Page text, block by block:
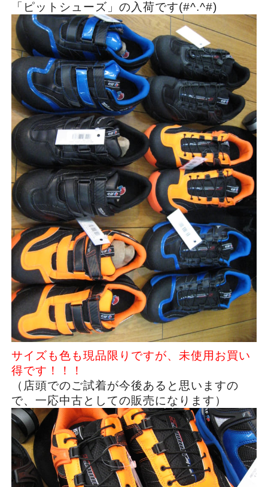
「ピットシューズ」の入荷です(#^.^#)
サイズも色も現品限りですが、未使用お買い
得です！！！
（店頭でのご試着が今後あると思いますの
で、一応中古としての販売になります）